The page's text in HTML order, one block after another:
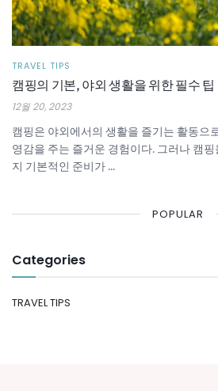
TRAVEL TIPS
캠핑의 기본, 야외 생활을 위한 필수 팁
12월 20, 2023
캠핑은 야외에서의 생활을 즐기는 활동으
영감을 주는 즐거운 경험이다. 그러나 캠
지 기본적인 준비가 ...
POPULAR
Categories
TRAVEL TIPS